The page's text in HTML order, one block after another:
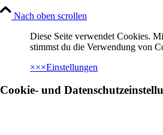
Nach oben scrollen
Diese Seite verwendet Cookies.
stimmst du die Verwendung von
×××Einstellungen
Cookie- und